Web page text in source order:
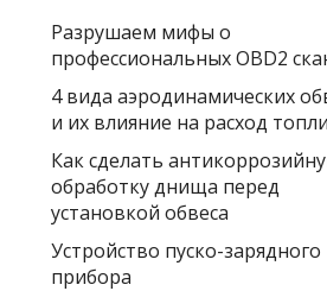
Разрушаем мифы о
профессиональных OBD2
4 вида аэродинамических
и их влияние на расход
Как сделать
обработку днища перед
установкой обвеса
Устройство пуско-зарядного
прибора